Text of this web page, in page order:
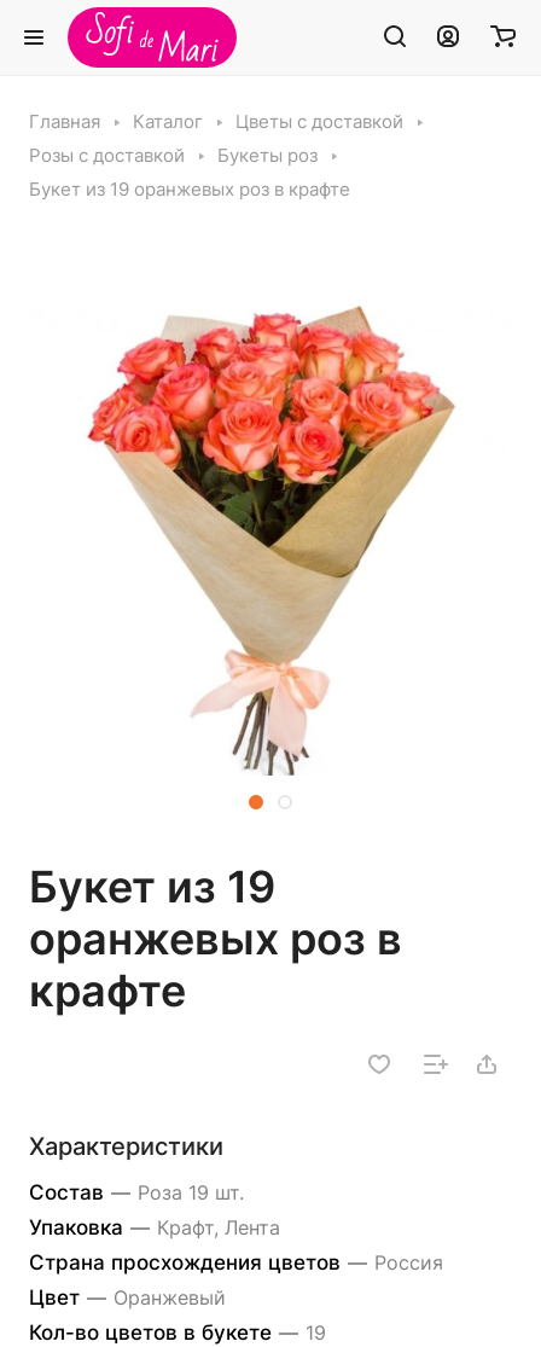
Главная Каталог
Цветы с доставкой
Розы с доставкой
Букеты роз
Букет из 19 оранжевых роз в крафте
Букет из 19
оранжевых роз в
крафте
Характеристики
Состав — Роза 19 шт.
Упаковка — Крафт, Лента
Страна просхождения цветов — Россия
Цвет — Оранжевый
Кол-во цветов в букете — 19